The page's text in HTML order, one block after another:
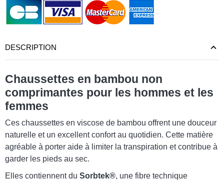
DESCRIPTION
Chaussettes en bambou non
comprimantes pour les hommes et les
femmes
Ces chaussettes en viscose de bambou offrent une douceur
naturelle et un excellent confort au quotidien. Cette matière
agréable à porter aide à limiter la transpiration et contribue à
garder les pieds au sec.
Elles contiennent du Sorbtek®, une fibre technique